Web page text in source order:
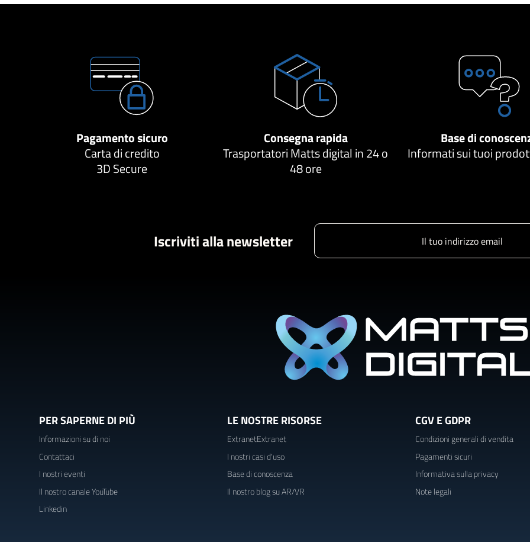
Pagamento sicuro
Carta di credito
3D Secure
Consegna rapida
Trasportatori Matts digital in 24 o
48 ore
Base di
Informati sui tuoi
Iscriviti alla newsletter
PER SAPERNE DI PIÙ
Informazioni su di noi
Contattaci
I nostri eventi
Il nostro canale YouTube
Linkedin
LE NOSTRE RISORSE
ExtranetExtranet
I nostri casi d'uso
Base di conoscenza
Il nostro blog su AR/VR
CGV E GDPR
Condizioni generali di vendita
Pagamenti sicuri
Informativa sulla privacy
Note legali